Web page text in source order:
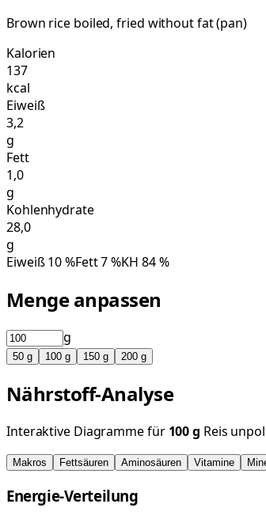
Brown rice boiled, fried without fat (pan)
Kalorien
137
kcal
Eiweiß
3,2
g
Fett
1,0
g
Kohlenhydrate
28,0
g
Eiweiß10%Fett7%KH 84%
Menge anpassen
g
50 g 100 g 150 g 200 g
Nährstoff-Analyse
Interaktive Diagramme für 100g Reis
Makros Fettsäuren Aminosäuren Vitamine
Energie-Verteilung